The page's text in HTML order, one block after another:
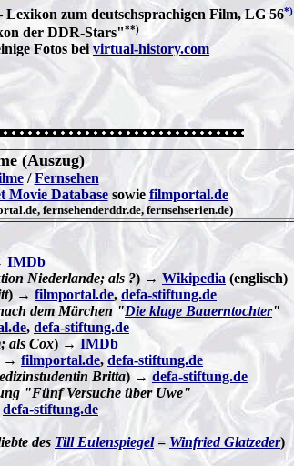
zum deutschsprachigen Film, LG 56*)
der DDR-Stars"**)
Fotos beivirtual-history.com
(Auszug)
/Fernsehen
Movie Databasesowie filmportal.de
fernsehenderddr.de, fernsehserien.de)
IMDb
Niederlande; als ?) → Wikipedia (englisch)
) → filmportal.de, defa-stiftung.de
dem Märchen "Die kluge Bauerntochter"
, defa-stiftung.de
als Cox) →IMDb
→ filmportal.de, defa-stiftung.de
Britta) → defa-stiftung.de
"Fünf Versuche über Uwe"
defa-stiftung.de
des Till Eulenspiegel= Winfried Glatzeder)